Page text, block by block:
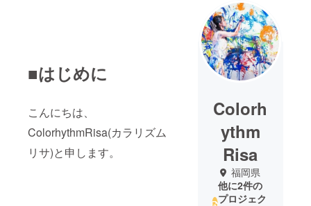
■はじめに
こんにちは、
ColorhythmRisa(カラリズム
リサ)と申します。
Colorh
ythm
Risa
福岡県
他に2件の
プロジェク